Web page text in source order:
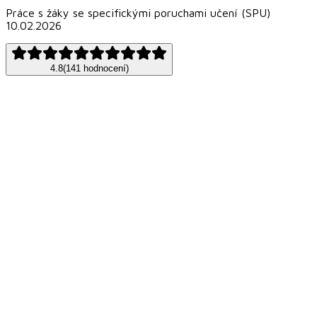
Práce s žáky se specifickými poruchami učení (SPU)
10.02.2026
4.8(141 hodnocení)